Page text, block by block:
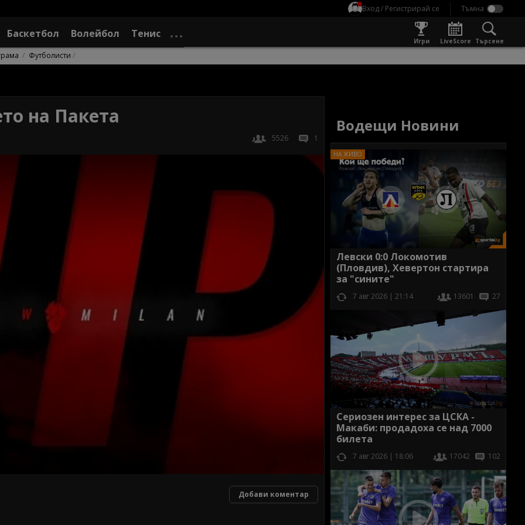
Вход / Регистрирай се
Баскетбол Волейбол Тенис
Игри LiveScore Търсене
Футболисти
на Пакета
5526 1
Добави коментар
Водещи Новини
Левски 0:0 Локомотив
(Пловдив), Хевертон стартира
за "сините"
7 авг 2026 | 21:14 13601 27
Сериозен интерес за ЦСКА -
Макаби: продадоха се над 7000
билета
7 авг 2026 | 18:06 17042 102